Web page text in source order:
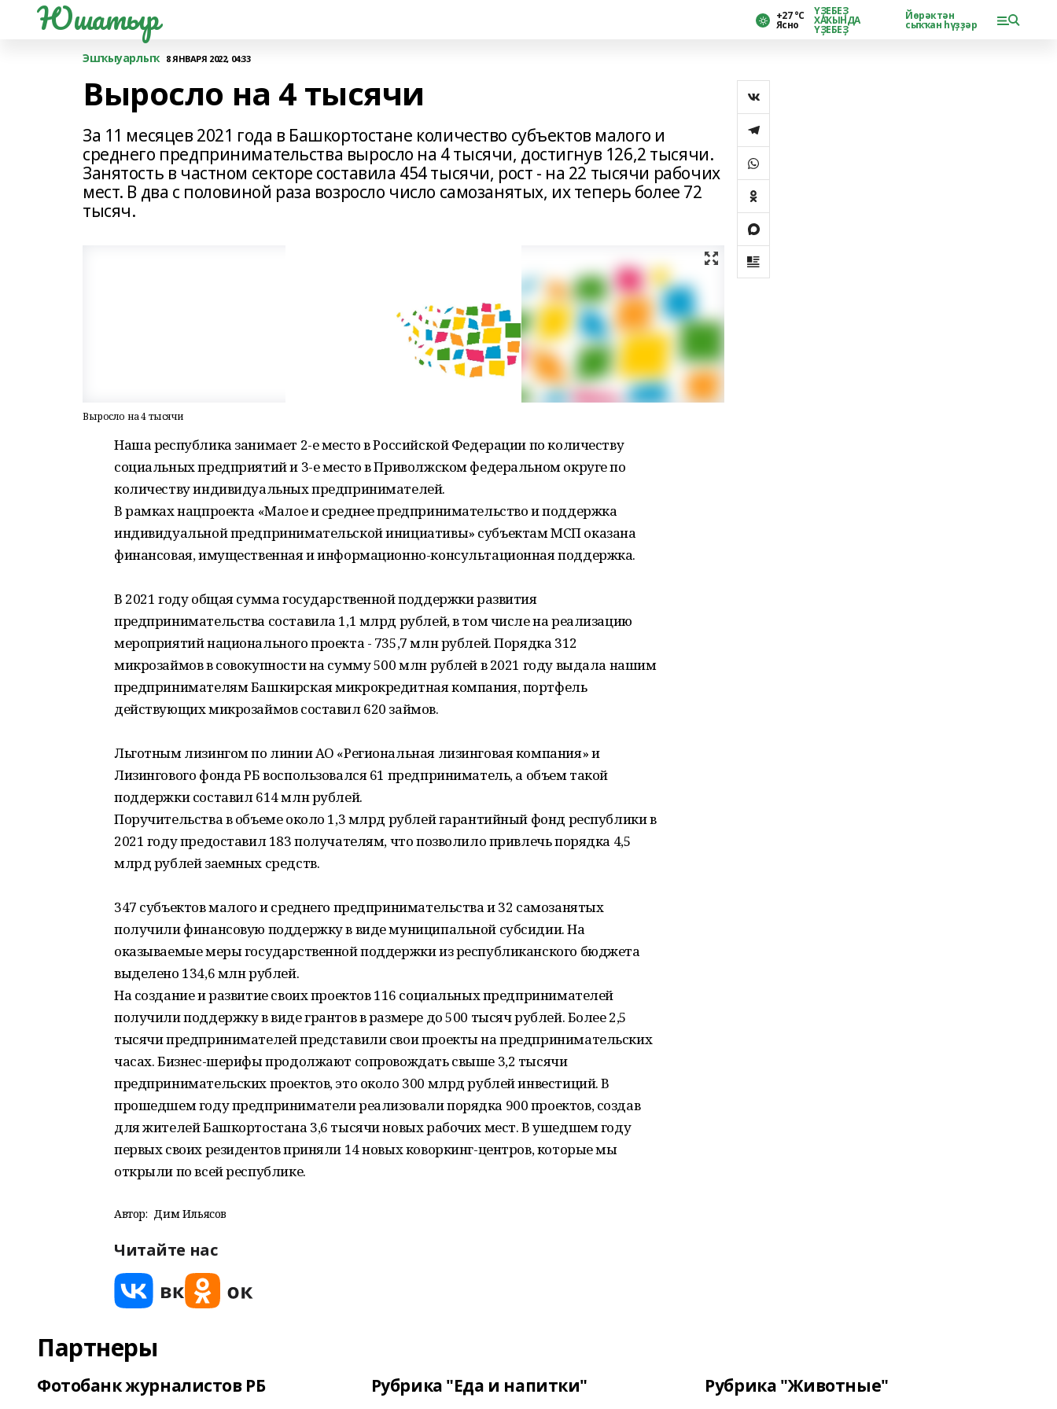
Юшатыр +27 °С
Ясно
ҮҘЕБЕҘ
ХАҠЫНДА
ҮҘЕБЕҘ
Йөрәктән
сыҡҡан һүҙҙәр
Эшҡыуарлыҡ 8 ЯНВАРЯ 2022, 04:33
Выросло на 4 тысячи
За 11 месяцев 2021 года в Башкортостане количество субъектов малого и
среднего предпринимательства выросло на 4 тысячи, достигнув 126,2 тысячи.
Занятость в частном секторе составила 454 тысячи, рост - на 22 тысячи рабочих
мест. В два с половиной раза возросло число самозанятых, их теперь более 72
тысяч.
Выросло на 4 тысячи
Наша республика занимает 2-е место в Российской Федерации по количеству
социальных предприятий и 3-е место в Приволжском федеральном округе по
количеству индивидуальных предпринимателей.
В рамках нацпроекта «Малое и среднее предпринимательство и поддержка
индивидуальной предпринимательской инициативы» субъектам МСП оказана
финансовая, имущественная и информационно-консультационная поддержка.
В 2021 году общая сумма государственной поддержки развития
предпринимательства составила 1,1 млрд рублей, в том числе на реализацию
мероприятий национального проекта - 735,7 млн рублей. Порядка 312
микрозаймов в совокупности на сумму 500 млн рублей в 2021 году выдала нашим
предпринимателям Башкирская микрокредитная компания, портфель
действующих микрозаймов составил 620 займов.
Льготным лизингом по линии АО «Региональная лизинговая компания» и
Лизингового фонда РБ воспользовался 61 предприниматель, а объем такой
поддержки составил 614 млн рублей.
Поручительства в объеме около 1,3 млрд рублей гарантийный фонд республики в
2021 году предоставил 183 получателям, что позволило привлечь порядка 4,5
млрд рублей заемных средств.
347 субъектов малого и среднего предпринимательства и 32 самозанятых
получили финансовую поддержку в виде муниципальной субсидии. На
оказываемые меры государственной поддержки из республиканского бюджета
выделено 134,6 млн рублей.
На создание и развитие своих проектов 116 социальных предпринимателей
получили поддержку в виде грантов в размере до 500 тысяч рублей. Более 2,5
тысячи предпринимателей представили свои проекты на предпринимательских
часах. Бизнес-шерифы продолжают сопровождать свыше 3,2 тысячи
предпринимательских проектов, это около 300 млрд рублей инвестиций. В
прошедшем году предприниматели реализовали порядка 900 проектов, создав
для жителей Башкортостана 3,6 тысячи новых рабочих мест. В ушедшем году
первых своих резидентов приняли 14 новых коворкинг-центров, которые мы
открыли по всей республике.
Автор: Дим Ильясов
Читайте нас
Партнеры
Фотобанк журналистов РБ Рубрика "Еда и напитки" Рубрика "Животные"